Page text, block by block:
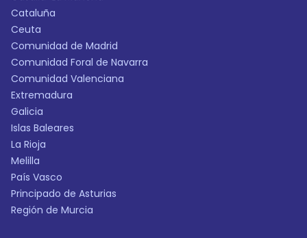
Cataluña
Ceuta
Comunidad de Madrid
Comunidad Foral de Navarra
Comunidad Valenciana
Extremadura
Galicia
Islas Baleares
La Rioja
Melilla
País Vasco
Principado de Asturias
Región de Murcia